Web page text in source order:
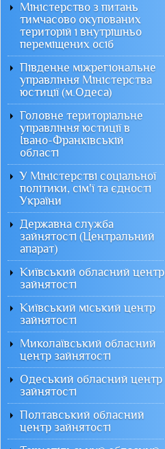
Міністерство з питань
тимчасово окупованих
територій і внутрішньо
переміщених осіб
Південне міжрегіональне
управління Міністерства
юстиції (м.Одеса)
Головне територіальне
управління юстиції в
Івано-Франківській
області
У Міністерстві соціальної
політики, сім'ї та єдності
України
Державна служба
зайнятості (Центральний
апарат)
Київський обласний центр
зайнятості
Київський міський центр
зайнятості
Миколаївський обласний
центр зайнятості
Одеський обласний центр
зайнятості
Полтавський обласний
центр зайнятості